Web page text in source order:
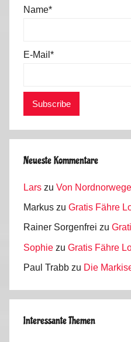
Name*
E-Mail*
Neueste Kommentare
Lars zu Von
Markus zu Gratis Fähre
Rainer Sorgenfrei zu
Sophie zu Gratis Fähre
Paul Trabb zu Die
Interessante Themen